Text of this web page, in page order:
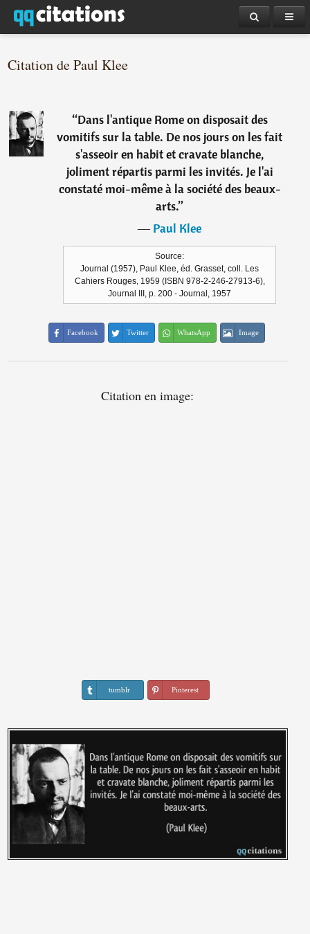
Citation de Paul Klee
“Dans l'antique Rome on disposait des
vomitifs sur la table. De nos jours on les fait
s'asseoir en habit et cravate blanche,
joliment répartis parmi les invités. Je l'ai
constaté moi-même à la société des beaux-
arts.”
―Paul Klee
Source:
Journal (1957), Paul Klee, éd. Grasset, coll. Les
Cahiers Rouges, 1959 (ISBN 978-2-246-27913-6),
Journal III, p. 200 - Journal, 1957
Facebook Twitter WhatsApp Image
Citation en image:
tumblr Pinterest